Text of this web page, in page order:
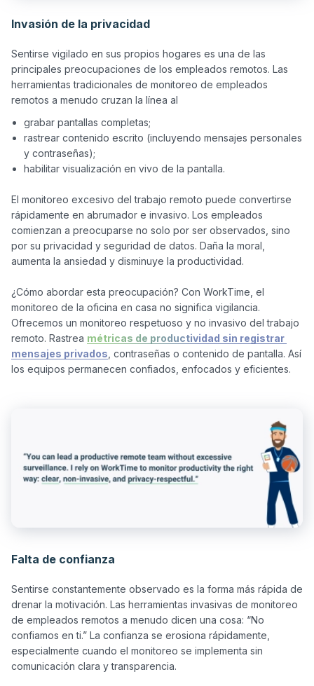
Invasión de la privacidad
Sentirse vigilado en sus propios hogares es una de las
principales preocupaciones de los empleados remotos. Las
herramientas tradicionales de monitoreo de empleados
grabar pantallas completas;
rastrear contenido escrito (incluyendo mensajes personales
y contraseñas);
habilitar visualización en vivo de la pantalla.
El monitoreo excesivo del trabajo remoto puede convertirse
rápidamente en abrumador e invasivo. Los empleados
comienzan a preocuparse no solo por ser observados, sino
por su privacidad y seguridad de datos. Daña la moral,
aumenta la ansiedad y disminuye la productividad.
¿Cómo abordar esta preocupación? Con WorkTime, el
monitoreo de la oficina en casa no significa vigilancia.
Ofrecemos un monitoreo respetuoso y no invasivo del trabajo
remoto. Rastrea métricas de productividad sin registrar
mensajes privados , contraseñas o contenido de pantalla. Así
Falta de confianza
Sentirse constantemente observado es la forma más rápida de
drenar la motivación. Las herramientas invasivas de monitoreo
de empleados remotos a menudo dicen una cosa: “No
confiamos en ti.” La confianza se erosiona rápidamente,
especialmente cuando el monitoreo se implementa sin
comunicación clara y transparencia.